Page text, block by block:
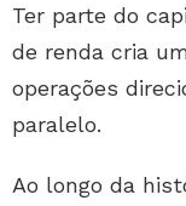
Ter parte do
de renda cria
operações
paralelo.
Ao longo da